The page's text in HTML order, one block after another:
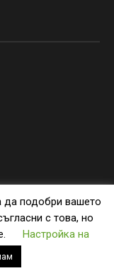
Media Info Ltd
да подобри вашето
с това, но
Настройка на